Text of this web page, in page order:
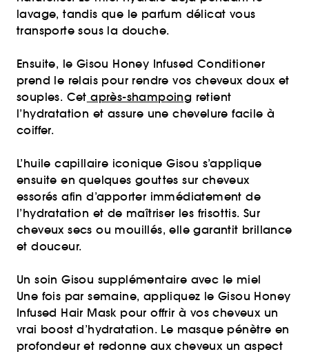
lavage, tandis que le parfum délicat vous
transporte sous la douche.
Ensuite, le Gisou Honey Infused Conditioner
prend le relais pour rendre vos cheveux doux et
souples. Cet après-shampoing retient
l’hydratation et assure une chevelure facile à
coiffer.
L’huile capillaire iconique Gisou s’applique
ensuite en quelques gouttes sur cheveux
essorés afin d’apporter immédiatement de
l’hydratation et de maîtriser les frisottis. Sur
cheveux secs ou mouillés, elle garantit brillance
et douceur.
Un soin Gisou supplémentaire avec le miel
Une fois par semaine, appliquez le Gisou Honey
Infused Hair Mask pour offrir à vos cheveux un
vrai boost d’hydratation. Le masque pénètre en
profondeur et redonne aux cheveux un aspect